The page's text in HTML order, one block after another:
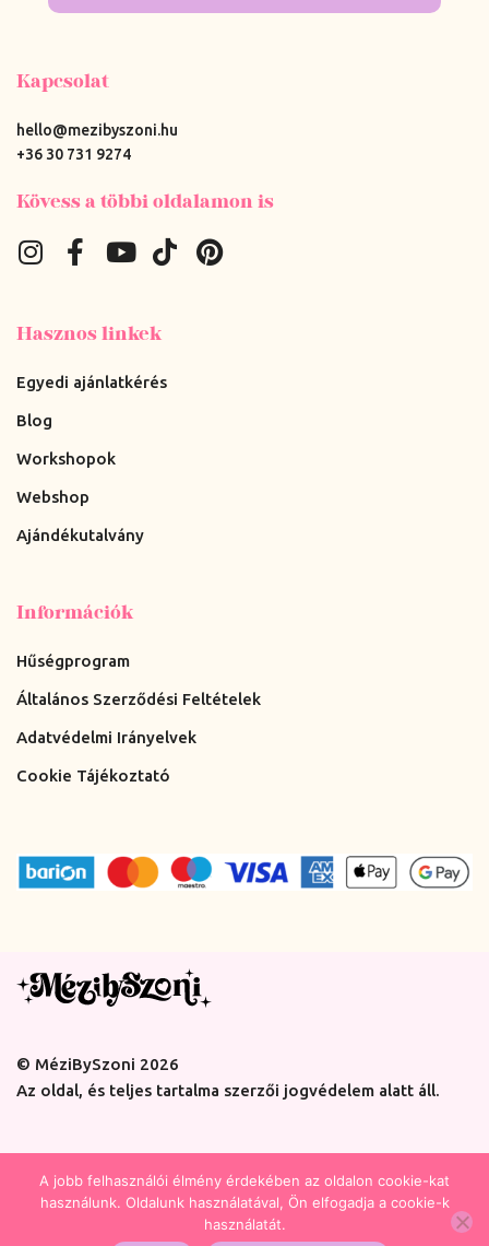
Kapcsolat
hello@mezibyszoni.hu
+36 30 731 9274
Kövess a többi oldalamon is
Hasznos linkek
Egyedi ajánlatkérés
Blog
Workshopok
Webshop
Ajándékutalvány
Információk
Hűségprogram
Általános Szerződési Feltételek
Adatvédelmi Irányelvek
Cookie Tájékoztató
© MéziBySzoni 2026
Az oldal, és teljes tartalma szerzői jogvédelem alatt áll.
A jobb felhasználói élmény érdekében az oldalon cookie-kat
használunk. Oldalunk használatával, Ön elfogadja a cookie-k
használatát.